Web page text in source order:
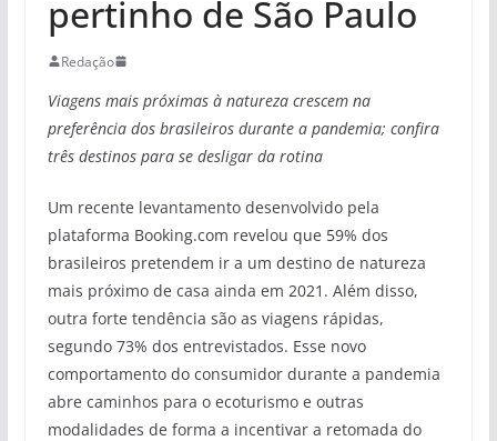
pertinho de São Paulo
Redação
Viagens mais próximas à natureza crescem na
preferência dos brasileiros durante a pandemia; confira
três destinos para se desligar da rotina
Um recente levantamento desenvolvido pela
plataforma Booking.com revelou que 59% dos
brasileiros pretendem ir a um destino de natureza
mais próximo de casa ainda em 2021. Além disso,
outra forte tendência são as viagens rápidas,
segundo 73% dos entrevistados. Esse novo
comportamento do consumidor durante a pandemia
abre caminhos para o ecoturismo e outras
modalidades de forma a incentivar a retomada do